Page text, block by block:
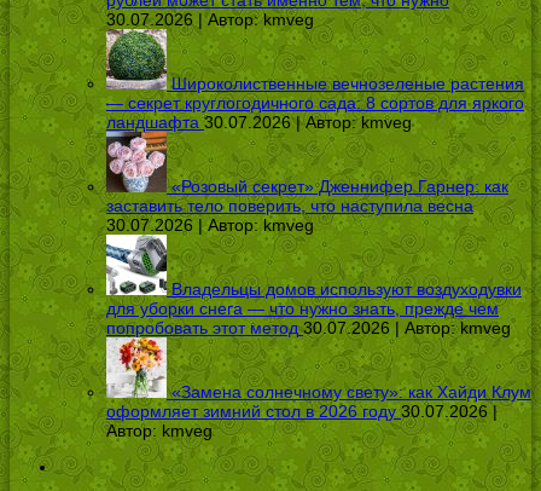
30.07.2026 | Автор:kmveg
Широколиственные вечнозеленые растения
— секрет круглогодичного сада: 8 сортов для яркого
ландшафта 30.07.2026 | Автор:kmveg
«Розовый секрет» Дженнифер Гарнер: как
заставить тело поверить, что наступила весна
30.07.2026 | Автор: kmveg
Владельцы домов используют воздуходувки
для уборки снега — что нужно знать, прежде чем
попробовать этот метод 30.07.2026 | Автор:kmveg
«Замена солнечному свету»: как Хайди Клум
оформляет зимний стол в 2026 году 30.07.2026 |
Автор: kmveg